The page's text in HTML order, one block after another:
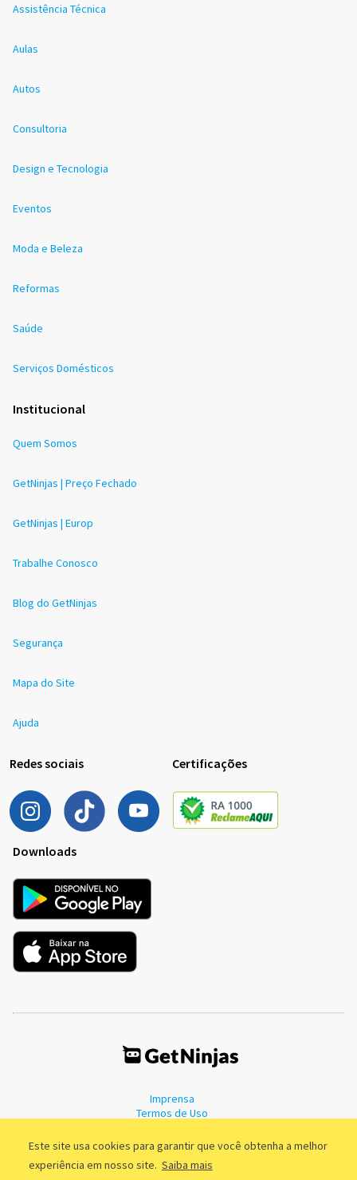
Este site usa cookies para garantir que você obtenha a melhor
experiência em nosso site. Saiba mais
Assistência Técnica
Aulas
Autos
Consultoria
Design e Tecnologia
Eventos
Moda e Beleza
Reformas
Saúde
Serviços Domésticos
Institucional
Quem Somos
GetNinjas | Preço Fechado
GetNinjas | Europ
Trabalhe Conosco
Blog do GetNinjas
Segurança
Mapa do Site
Ajuda
Redes sociais Certificações
Downloads
Imprensa
Termos de Uso